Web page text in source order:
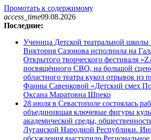
Промотать к содержимому
access_time09.08.2026
Последние:
Ученица Детской театральной
Виктория Сазонова исполнила на
Открытого творческого фестиваля
посвящённого СВО, на большой
областного театра кукол отрывок из
Фаины Савенковой «Детский смех
Оксана Маратовна Шпеко
28 июля в Севастополе состоялась
объединившая ключевые фигуры
академической среды,
Луганской Народной Республики.
обсуждения выступило